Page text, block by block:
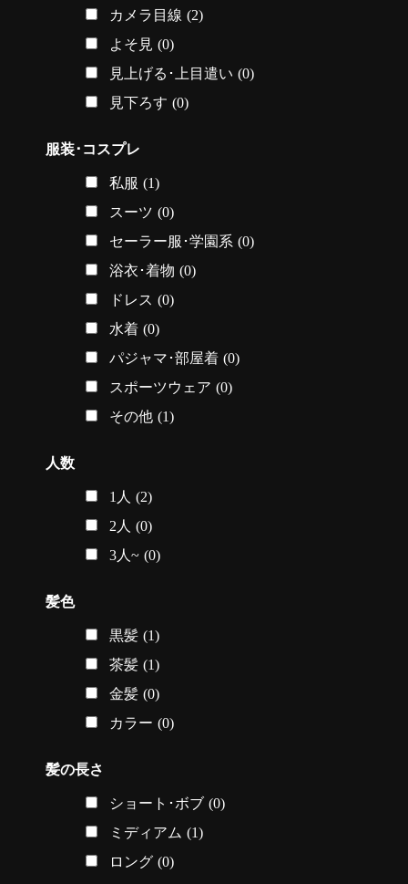
カメラ目線 (2)
よそ見 (0)
見上げる･上目遣い (0)
見下ろす (0)
服装･コスプレ
私服 (1)
スーツ (0)
セーラー服･学園系 (0)
浴衣･着物 (0)
ドレス (0)
水着 (0)
パジャマ･部屋着 (0)
スポーツウェア (0)
その他 (1)
人数
1人 (2)
2人 (0)
3人~ (0)
髪色
黒髪 (1)
茶髪 (1)
金髪 (0)
カラー (0)
髪の長さ
ショート･ボブ (0)
ミディアム (1)
ロング (0)